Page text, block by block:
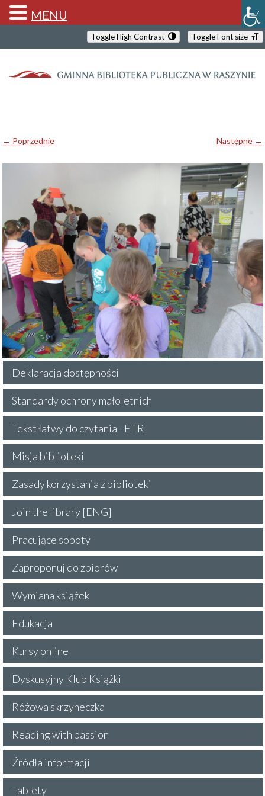
Toggle High Contrast Toggle Font size
← Poprzednie Następne →
Deklaracja dostępności
Standardy ochrony małoletnich
Tekst łatwy do czytania - ETR
Misja biblioteki
Zasady korzystania z biblioteki
Join the library [ENG]
Pracujące soboty
Zaproponuj do zbiorów
Wymiana książek
Edukacja
Kursy online
Dyskusyjny Klub Książki
Różowa skrzyneczka
Reading with passion
Źródła informacji
Tablety
MENU